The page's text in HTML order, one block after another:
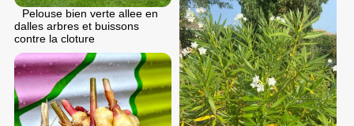
Pelouse bien verte allee en
dalles arbres et buissons
contre la cloture